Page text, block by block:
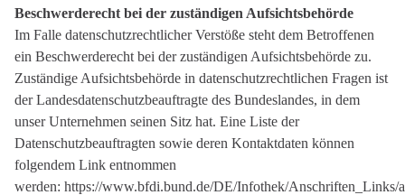
Beschwerderecht bei der zuständigen Aufsichtsbehörde
Im Falle datenschutzrechtlicher Verstöße steht dem Betroffenen
ein Beschwerderecht bei der zuständigen Aufsichtsbehörde zu.
Zuständige Aufsichtsbehörde in datenschutzrechtlichen Fragen ist
der Landesdatenschutzbeauftragte des Bundeslandes, in dem
unser Unternehmen seinen Sitz hat. Eine Liste der
Datenschutzbeauftragten sowie deren Kontaktdaten können
folgendem Link entnommen
werden: https://www.bfdi.bund.de/DE/Infothek/Anschriften_Links/